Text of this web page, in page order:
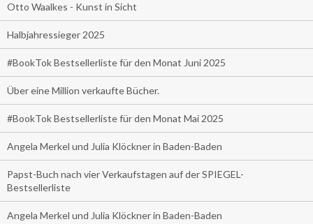
Otto Waalkes - Kunst in Sicht
Halbjahressieger 2025
#BookTok Bestsellerliste für den Monat Juni 2025
Über eine Million verkaufte Bücher.
#BookTok Bestsellerliste für den Monat Mai 2025
Angela Merkel und Julia Klöckner in Baden-Baden
Papst-Buch nach vier Verkaufstagen auf der SPIEGEL-
Bestsellerliste
Angela Merkel und Julia Klöckner in Baden-Baden